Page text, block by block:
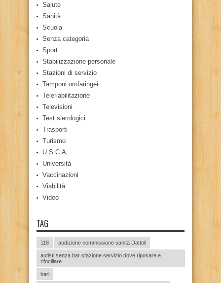
Salute
Sanità
Scuola
Senza categoria
Sport
Stabilizzazione personale
Stazioni di servizio
Tamponi orofaringei
Teleriabilitazione
Televisioni
Test sierologici
Trasporti
Turismo
U.S.C.A.
Università
Vaccinazioni
Viabilità
Video
TAG
118 audizione commissione sanità Dattoli
autisti senza bar stazione servizio dove riposare e
rifocillare
bari